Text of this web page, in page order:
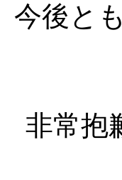
今後と
非常抱